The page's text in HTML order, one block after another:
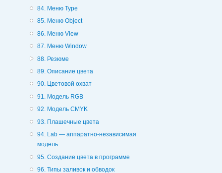
84. Меню Type
85. Меню Object
86. Меню View
87. Меню Window
88. Резюме
89. Описание цвета
90. Цветовой охват
91. Модель RGB
92. Модель CMYK
93. Плашечные цвета
94. Lab — аппаратно-независимая
модель
95. Создание цвета в программе
96. Типы заливок и обводок